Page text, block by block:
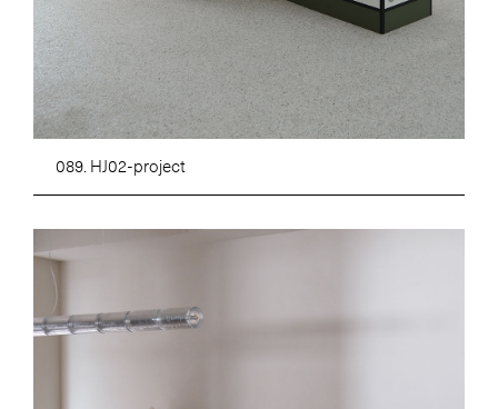
089. HJ02-project